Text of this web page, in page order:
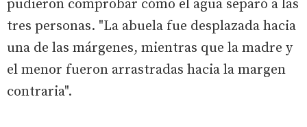
pudieron comprobar cómo el agua separó a las
tres personas. "La abuela fue desplazada hacia
una de las márgenes, mientras que la madre y
el menor fueron arrastradas hacia la margen
contraria".